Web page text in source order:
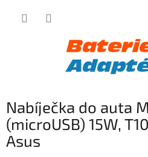
Nabíječka do auta
(microUSB) 15W,
Asus